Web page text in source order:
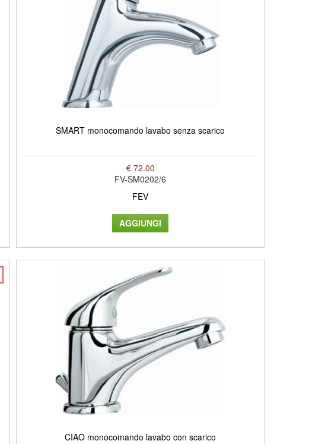
SMART monocomando lavabo senza scarico
€ 72.00
FV-SM0202/6
FEV
CIAO monocomando lavabo con scarico